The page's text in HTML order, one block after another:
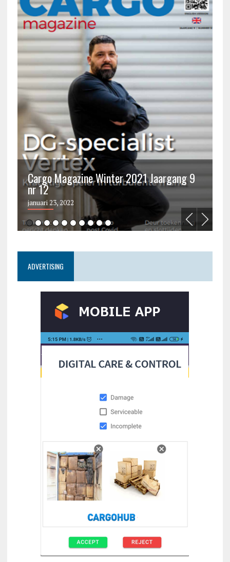
Cargo Magazine Winter 2021 Jaargang 9
nr 12
januari 23, 2022
ADVERTISING